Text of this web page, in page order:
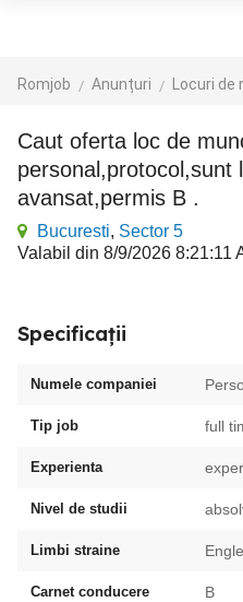
Romjob Anunțuri Locuri
Caut oferta loc de munca ,sofer
personal,protocol,sunt
avansat,permis B .
Bucuresti, Sector 5
Valabil din 8/9/2026 8:21:11
Specificații
Numele companiei
Tip job full
Experienta
Nivel de studii
Limbi straine
Carnet conducere B